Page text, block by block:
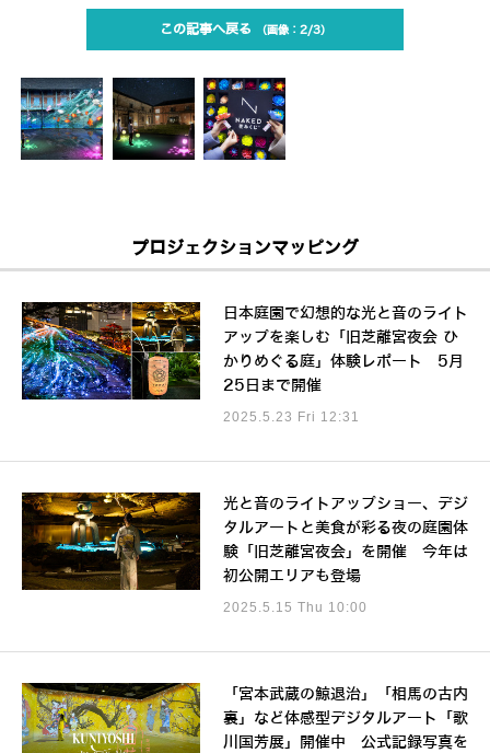
この記事へ戻る 2/3
プロジェクションマッピング
日本庭園で幻想的な光と音のライト
アップを楽しむ「旧芝離宮夜会 ひ
かりめぐる庭」体験レポート 5月
25日まで開催
2025.5.23 Fri 12:31
光と音のライトアップショー、デジ
タルアートと美食が彩る夜の庭園体
験「旧芝離宮夜会」を開催 今年は
初公開エリアも登場
2025.5.15 Thu 10:00
「宮本武蔵の鯨退治」「相馬の古内
裏」など体感型デジタルアート「歌
川国芳展」開催中 公式記録写真を